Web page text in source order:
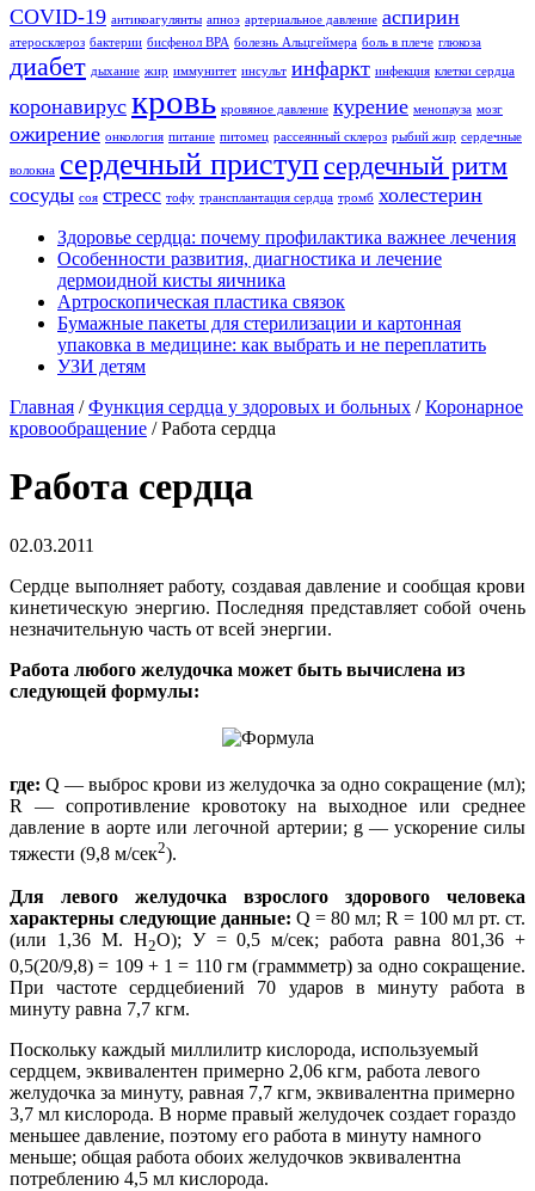
COVID-19 антикоагулянты апноэ артериальное давление аспирин
атеросклероз бактерии бисфенол BPA болезнь Альцгеймера боль в плече глюкоза
диабет дыхание жир иммунитет инсульт инфаркт инфекция клетки сердца
коронавирус кровь кровяное давление курение менопауза мозг
ожирение онкология питание питомец рассеянный склероз рыбий жир сердечные
волокна сердечный приступсердечный ритм
сосуды соя стресс тофу трансплантация сердца тромб холестерин
Здоровье сердца: почему профилактика важнее лечения
Особенности развития, диагностика и лечение
дермоидной кисты яичника
Артроскопическая пластика связок
Бумажные пакеты для стерилизации и картонная
упаковка в медицине: как выбрать и не переплатить
УЗИ детям
Главная /Функция сердца у здоровых и больных /Коронарное
кровообращение /Работа сердца
Работа сердца
02.03.2011
Сердце выполняет работу, создавая давление и сообщая крови
кинетическую энергию. Последняя представляет собой очень
незначительную часть от всей энергии.
Работа любого желудочка может быть вычислена из
следующей формулы:
где: Q — выброс крови из желудочка за одно сокращение (мл);
R — сопротивление кровотоку на выходное или среднее
давление в аорте или легочной артерии; g — ускорение силы
тяжести (9,8 м/сек2).
Для левого желудочка взрослого здорового человека
характерны следующие данные: Q = 80 мл; R = 100 мл рт. ст.
(или 1,36 М. Н2О); У = 0,5 м/сек; работа равна 801,36 +
0,5(20/9,8) = 109 + 1 = 110 гм (граммметр) за одно сокращение.
При частоте сердцебиений 70 ударов в минуту работа в
минуту равна 7,7 кгм.
Поскольку каждый миллилитр кислорода, используемый
сердцем, эквивалентен примерно 2,06 кгм, работа левого
желудочка за минуту, равная 7,7 кгм, эквивалентна примерно
3,7 мл кислорода. В норме правый желудочек создает гораздо
меньшее давление, поэтому его работа в минуту намного
меньше; общая работа обоих желудочков эквивалентна
потреблению 4,5 мл кислорода.